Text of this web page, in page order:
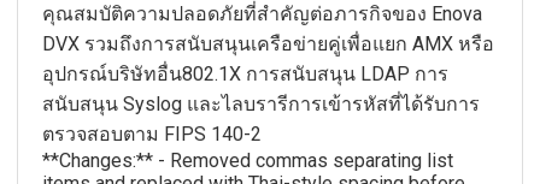
คุณสมบัติความปลอดภัยที่สำคัญต่อภารกิจของ Enova
DVX รวมถึงการสนับสนุนเครือข่ายคู่เพื่อแยก AMX หรือ
อุปกรณ์บริษัทอื่น802.1X การสนับสนุน LDAP การ
สนับสนุน Syslog และไลบรารีการเข้ารหัสที่ได้รับการ
ตรวจสอบตาม FIPS 140-2
**Changes:** - Removed commas separating list